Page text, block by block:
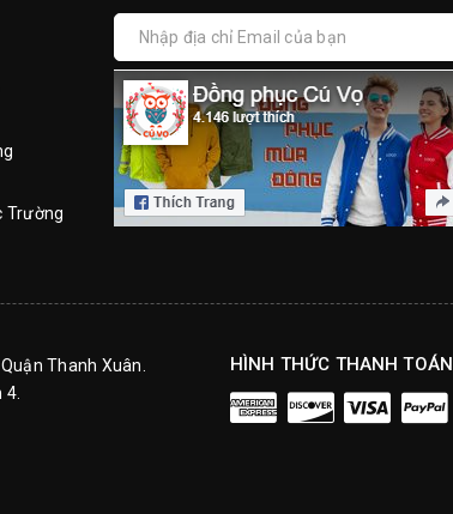
Trường
Thanh Xuân.
4.
HÌNH THỨC THANH TOÁN